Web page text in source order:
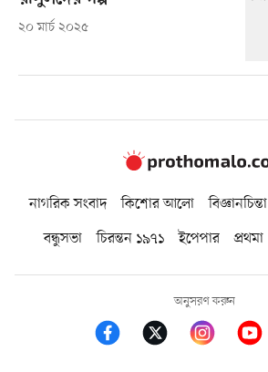
২০ মার্চ ২০২৫
নাগরিক সংবাদ কিশোর আলো বিজ্ঞানচিন্তা
বন্ধুসভা
চিরন্তন ১৯৭১ ইপেপার প্রথমা
অনুসরণ করুন